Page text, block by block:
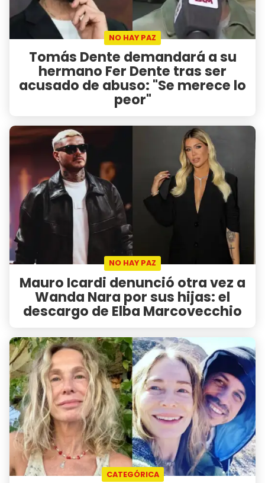
NO HAY PAZ
Tomás Dente demandará a su
hermano Fer Dente tras ser
acusado de abuso: "Se merece lo
peor"
NO HAY PAZ
Mauro Icardi denunció otra vez a
Wanda Nara por sus hijas: el
descargo de Elba Marcovecchio
CATEGÓRICA